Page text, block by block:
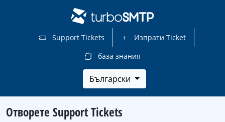
Support Tickets
Изпрати Ticket
база знания
Български
Отворете Support Tickets